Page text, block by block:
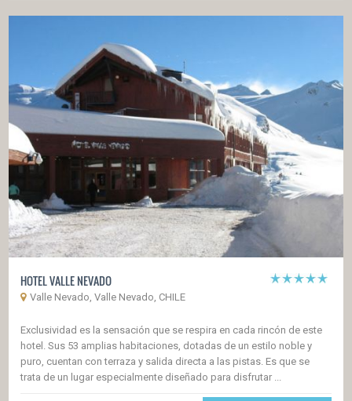
HOTEL VALLE NEVADO
Valle Nevado, Valle Nevado, CHILE
Exclusividad es la sensación que se respira en cada rincón de este
hotel. Sus 53 amplias habitaciones, dotadas de un estilo noble y
puro, cuentan con terraza y salida directa a las pistas. Es que se
trata de un lugar especialmente diseñado para disfrutar ...